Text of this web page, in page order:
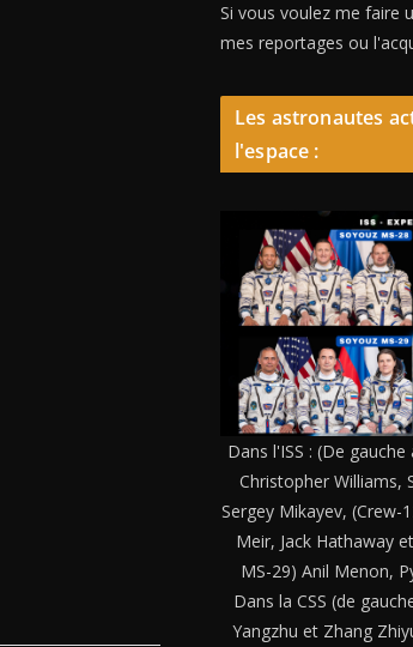
Si vous voulez me faire
mes reportages ou
Les astronautes
l'espace :
Dans l'ISS : (De
Christopher Williams,
Sergey Mikayev, (Crew-
Meir, Jack Hathaway
MS-29) Anil Menon,
Dans la CSS (de
Yangzhu et Zhang